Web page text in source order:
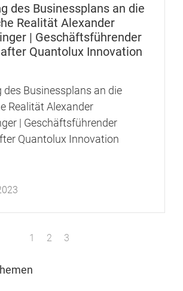
des Businessplans an die
Realität Alexander
| Geschäftsführender
Quantolux Innovation
des Businessplans an die
Realität Alexander
| Geschäftsführender
Quantolux Innovation
1 2 3